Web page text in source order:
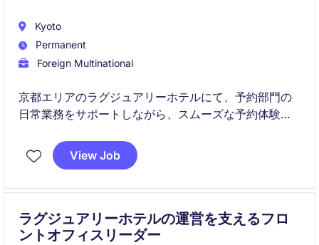
Kyoto
Permanent
Foreign Multinational
京都エリアのラグジュアリーホテルにて、予約部門の
日常業務をサポートしながら、スムーズな予約体験と
ームマネジメントや業務改善にも携わり、予約部門の
運営を支える重要なポジションです。
View Job
ラグジュアリーホテルの運営を支えるフロ
ントオフィスリーダー